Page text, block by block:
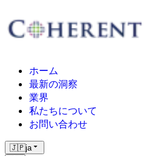
ホーム
最新の洞察
業界
私たちについて
お問い合わせ
🇯🇵ja